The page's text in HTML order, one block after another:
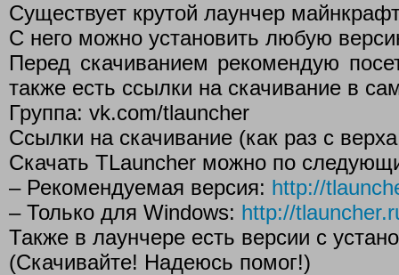
Существует крутой лаунчер
С него можно установить любую
Перед скачиванием рекомендую
также есть ссылки на скачивание в
Группа: vk.com/tlauncher
Ссылки на скачивание (как раз с
Скачать TLauncher можно по
– Рекомендуемая версия: http://
– Только для Windows: http://
Также в лаунчере есть версии с
(Скачивайте! Надеюсь помог!)